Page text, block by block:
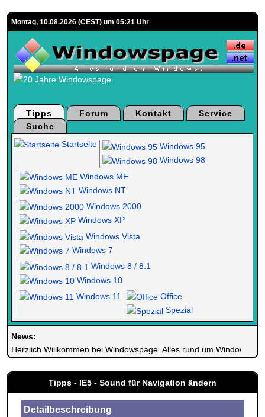
Montag, 10.08.2026 (CEST) um 05:21 Uhr
Tipps Forum Kontakt
Service
Suche
Startseite
Windows 95
Windows 98
Windows ME
Windows NT
Windows 2000
Windows XP
Windows Vista
Windows 7
Windows 8 / 8.1
Windows 10
Windows 11
Office
Spezial
News:
Herzlich Willkommen bei Windowspage. Alles rund um Windows.
Tipps - IE5 - Sound für Navigation ändern
Detailbeschreibung